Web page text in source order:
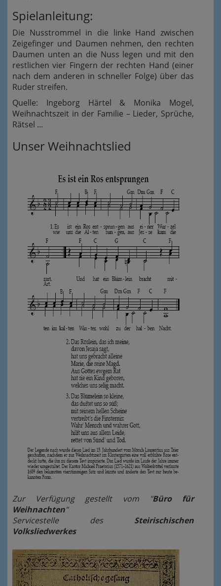
Spielanleitung:
Die Nusstrommel in die linke Hand zwischen
Zeigefinger und Daumen nehmen, den rechten
Daumen unten an die Nuss legen und mit den
restlichen vier Fingern der rechten Hand (einer
nach dem anderen in schneller Folge) über das
Ruder streifen.
Quelle: Ingeborg Härtel & Monika Mogel,
Weihnachtszeit in der Familie – Lieder, Sprüche,
Rätsel ...
Unser Weihnachtslied
Zur Verfügung gestellt vom "Büro für
Weihnachten"
Servicestelle des Steirischischen
Volksliedwerkes